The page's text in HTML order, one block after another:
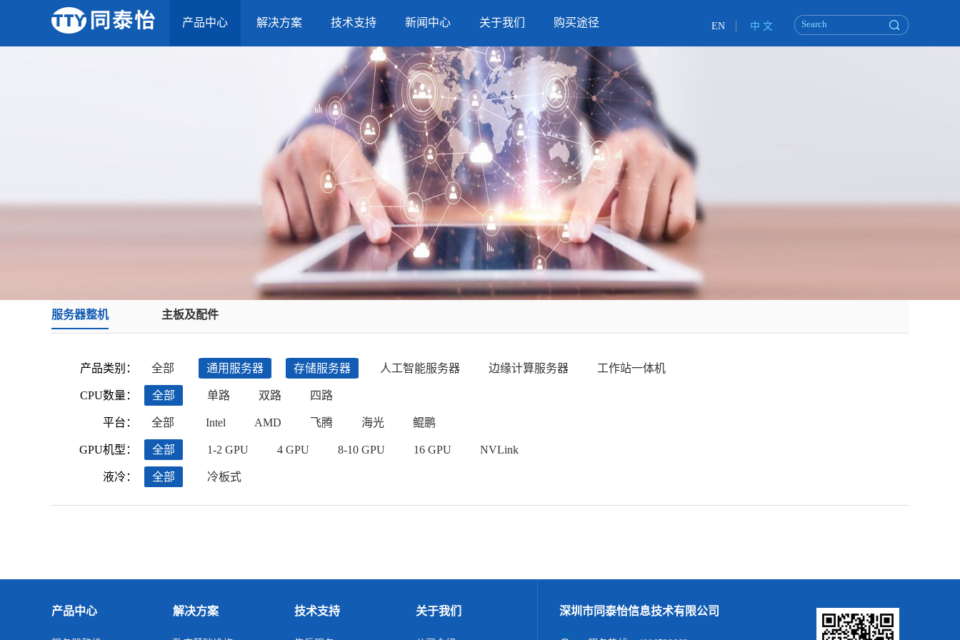
EN 中 文
产品中心 解决方案 技术支持 新闻中心 关于我们 购买途径
服务器整机 主板及配件
产品类别：
CPU数量：
平台：
GPU机型：
液冷：
全部 通用服务器 存储服务器 人工智能服务器 边缘计算服务器 工作站一体机
全部 单路 双路 四路
全部 Intel AMD 飞腾 海光 鲲鹏
全部 1-2 GPU 4 GPU 8-10 GPU 16 GPU NVLink
全部 冷板式
产品中心 解决方案 技术支持 关于我们 深圳市同泰怡信息技术有限公司